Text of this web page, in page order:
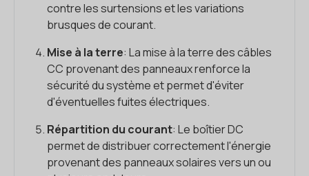
contre les surtensions et les variations
brusques de courant.
Mise à la terre: La mise à la terre des câbles
CC provenant des panneaux renforce la
sécurité du système et permet d'éviter
d'éventuelles fuites électriques.
Répartition du courant: Le boîtier DC
permet de distribuer correctement l'énergie
provenant des panneaux solaires vers un ou